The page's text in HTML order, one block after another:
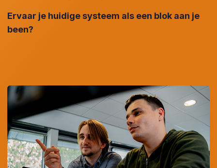
Ervaar je huidige systeem als een blok aan je
been?